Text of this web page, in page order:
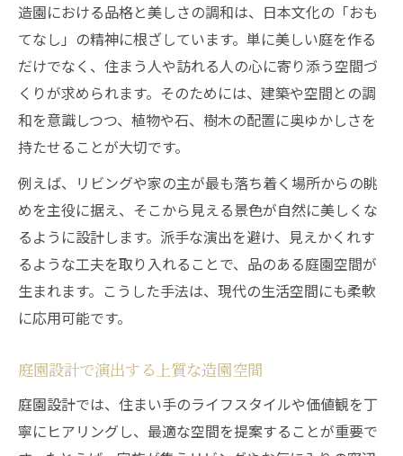
造園における品格と美しさの調和は、日本文化の「おも
てなし」の精神に根ざしています。単に美しい庭を作る
だけでなく、住まう人や訪れる人の心に寄り添う空間づ
くりが求められます。そのためには、建築や空間との調
和を意識しつつ、植物や石、樹木の配置に奥ゆかしさを
持たせることが大切です。
例えば、リビングや家の主が最も落ち着く場所からの眺
めを主役に据え、そこから見える景色が自然に美しくな
るように設計します。派手な演出を避け、見えかくれす
るような工夫を取り入れることで、品のある庭園空間が
生まれます。こうした手法は、現代の生活空間にも柔軟
に応用可能です。
庭園設計で演出する上質な造園空間
庭園設計では、住まい手のライフスタイルや価値観を丁
寧にヒアリングし、最適な空間を提案することが重要で